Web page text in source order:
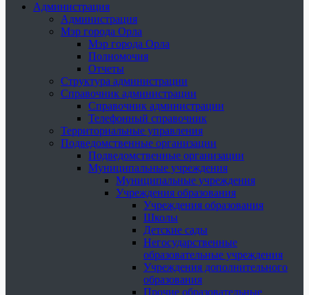
Администрация
Администрация
Мэр города Орла
Мэр города Орла
Полномочия
Отчеты
Структура администрации
Справочник администрации
Справочник администрации
Телефонный справочник
Территориальные управления
Подведомственные организации
Подведомственные организации
Муниципальные учреждения
Муниципальные учреждения
Учреждения образования
Учреждения образования
Школы
Детские сады
Негосударственные
образовательные учреждения
Учреждения дополнительного
образования
Прочие образовательные